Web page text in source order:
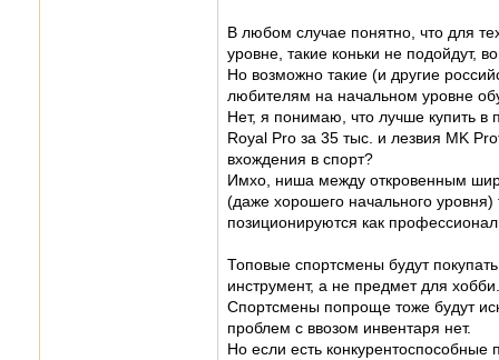
В любом случае понятно, что для
уровне, такие коньки не подойдут,
Но возможно такие (и другие
любителям на начальном уровне
Нет, я понимаю, что лучше купить
Royal Pro за 35 тыс. и лезвия MK
вхождения в спорт?
Имхо, ниша между откровенным
(даже хорошего начального
позиционируются как
Топовые спортсмены будут
инструмент, а не предмет для хобби.
Спортсмены попроще тоже будут
проблем с ввозом инвентаря нет.
Но если есть